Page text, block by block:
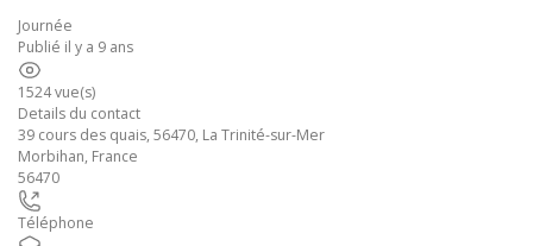
Journée
Publié il y a 9 ans
1524 vue(s)
Details du contact
39 cours des quais, 56470, La Trinité-sur-Mer
Morbihan, France
56470
Téléphone